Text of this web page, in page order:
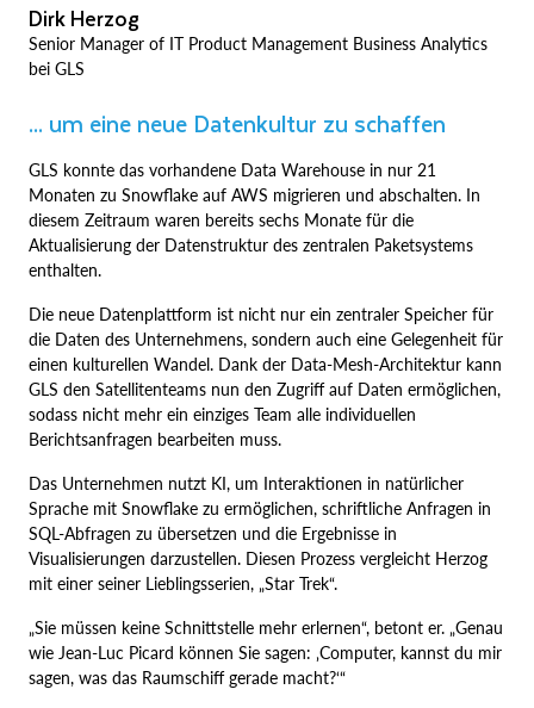
Dirk Herzog
Senior Manager of IT Product Management Business Analytics
bei GLS
... um eine neue Datenkultur zu schaffen
GLS konnte das vorhandene Data Warehouse in nur 21
Monaten zu Snowflake auf AWS migrieren und abschalten. In
diesem Zeitraum waren bereits sechs Monate für die
Aktualisierung der Datenstruktur des zentralen Paketsystems
enthalten.
Die neue Datenplattform ist nicht nur ein zentraler Speicher für
die Daten des Unternehmens, sondern auch eine Gelegenheit für
einen kulturellen Wandel. Dank der Data-Mesh-Architektur kann
GLS den Satellitenteams nun den Zugriff auf Daten ermöglichen,
sodass nicht mehr ein einziges Team alle individuellen
Berichtsanfragen bearbeiten muss.
Das Unternehmen nutzt KI, um Interaktionen in natürlicher
Sprache mit Snowflake zu ermöglichen, schriftliche Anfragen in
SQL-Abfragen zu übersetzen und die Ergebnisse in
Visualisierungen darzustellen. Diesen Prozess vergleicht Herzog
mit einer seiner Lieblingsserien, „Star Trek“.
„Sie müssen keine Schnittstelle mehr erlernen“, betont er. „Genau
wie Jean-Luc Picard können Sie sagen: ‚Computer, kannst du mir
sagen, was das Raumschiff gerade macht?‘“